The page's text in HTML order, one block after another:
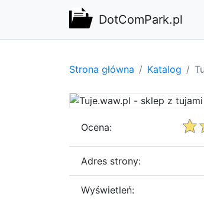
DotComPark.pl
Strona główna Katalog
Ocena:
Adres strony:
Wyświetleń: